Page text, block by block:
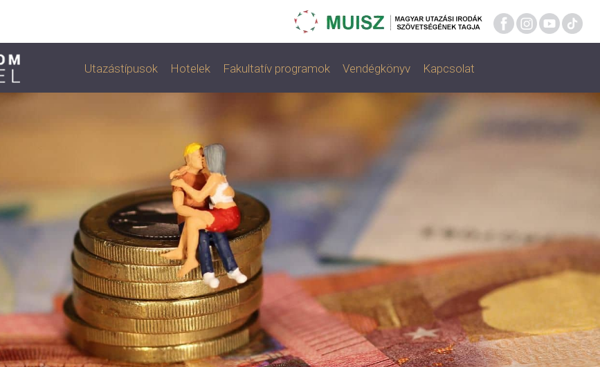
Utazástípusok Hotelek Fakultatív programok Vendégkönyv Kapcsolat